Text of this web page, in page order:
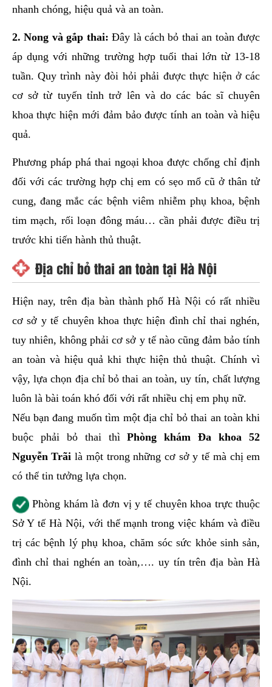
nhanh chóng, hiệu quả và an toàn.
2. Nong và gắp thai:Đây là cách bỏ thai an toàn được
áp dụng với những trường hợp tuổi thai lớn từ 13-18
tuần. Quy trình này đòi hỏi phải được thực hiện ở các
cơ sở từ tuyến tỉnh trở lên và do các bác sĩ chuyên
khoa thực hiện mới đảm bảo được tính an toàn và hiệu
quả.
Phương pháp phá thai ngoại khoa được chống chỉ định
đối với các trường hợp chị em có sẹo mổ cũ ở thân tử
cung, đang mắc các bệnh viêm nhiễm phụ khoa, bệnh
tim mạch, rối loạn đông máu… cần phải được điều trị
trước khi tiến hành thủ thuật.
Địa chỉ bỏ thai an toàn tại Hà Nội
Hiện nay, trên địa bàn thành phố Hà Nội có rất nhiều
cơ sở y tế chuyên khoa thực hiện đình chỉ thai nghén,
tuy nhiên, không phải cơ sở y tế nào cũng đảm bảo tính
an toàn và hiệu quả khi thực hiện thủ thuật. Chính vì
vậy, lựa chọn địa chỉ bỏ thai an toàn, uy tín, chất lượng
luôn là bài toán khó đối với rất nhiều chị em phụ nữ.
Nếu bạn đang muốn tìm một địa chỉ bỏ thai an toàn khi
buộc phải bỏ thai thìPhòng khám Đa khoa 52
Nguyễn Trãi là một trong những cơ sở y tế mà chị em
có thể tin tưởng lựa chọn.
Phòng khám là đơn vị y tế chuyên khoa trực thuộc
Sở Y tế Hà Nội, với thế mạnh trong việc khám và điều
trị các bệnh lý phụ khoa, chăm sóc sức khỏe sinh sản,
đình chỉ thai nghén an toàn,…. uy tín trên địa bàn Hà
Nội.